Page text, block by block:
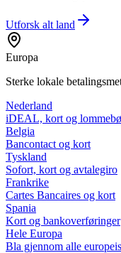
Utforsk alt land
Europa
Sterke lokale
Nederland
iDEAL, kort og
Belgia
Bancontact og kort
Tyskland
Sofort, kort og avtalegiro
Frankrike
Cartes Bancaires og kort
Spania
Kort og bankoverføringer
Hele Europa
Bla gjennom alle